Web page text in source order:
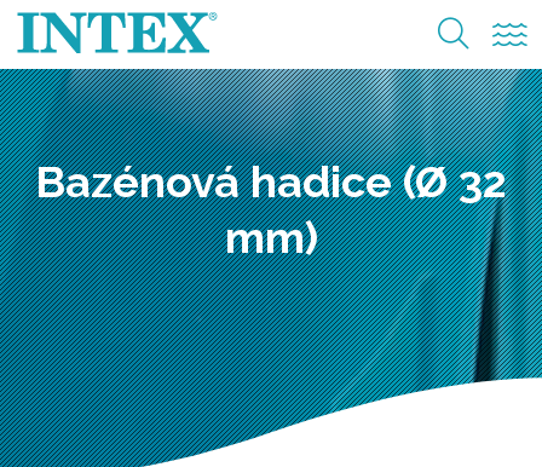
Bazénová hadice (Ø 32
mm)